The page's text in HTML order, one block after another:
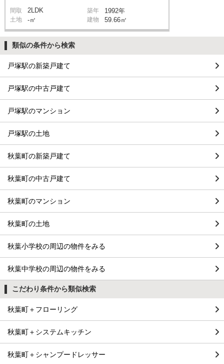
間取 2LDK 築年 1992年
土地 -㎡ 建物 59.66㎡
類似の条件から検索
戸塚駅の新築戸建て
戸塚駅の中古戸建て
戸塚駅のマンション
戸塚駅の土地
秋葉町の新築戸建て
秋葉町の中古戸建て
秋葉町のマンション
秋葉町の土地
秋葉小学校の周辺の物件をみる
秋葉中学校の周辺の物件をみる
こだわり条件から類似検索
秋葉町＋フローリング
秋葉町＋システムキッチン
秋葉町＋シャンプードレッサー